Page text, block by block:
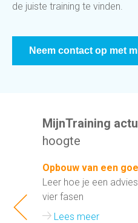
de juiste training te vinden.
Neem contact op met
MijnTraining
hoogte
Opbouw van een
Leer hoe je een
vier fasen
Lees meer